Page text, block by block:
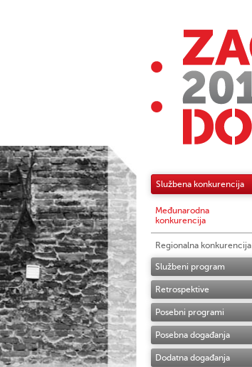
Službena konkurencija
Međunarodna
konkurencija
Regionalna konkurencija
Službeni program
Retrospektive
Posebni programi
Posebna događanja
Dodatna događanja